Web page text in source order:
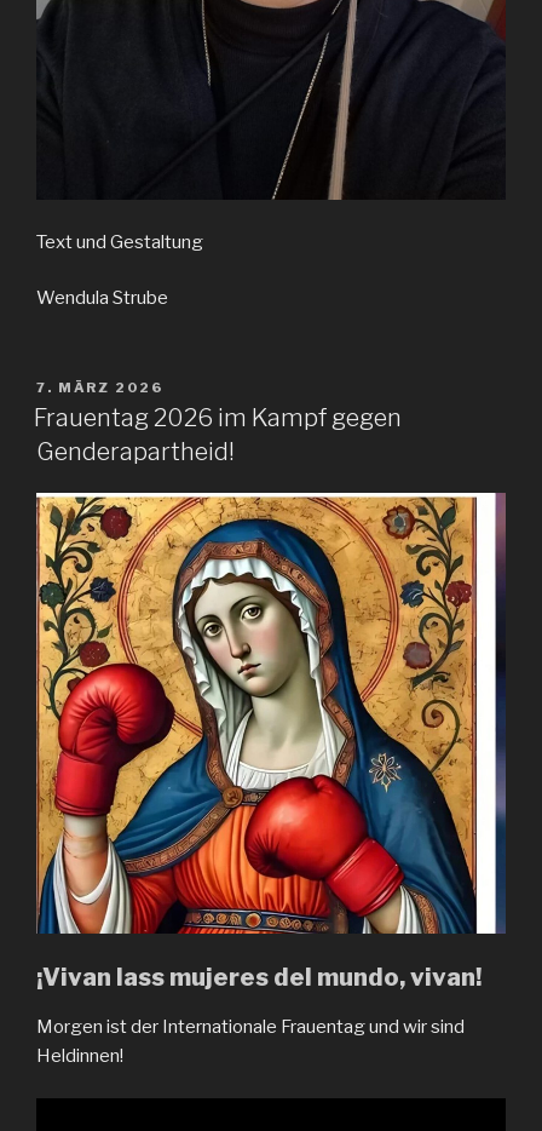
Text und Gestaltung
Wendula Strube
VERÖFFENTLICHT
AM
7. MÄRZ 2026
Frauentag 2026 im Kampf gegen
Genderapartheid!
¡Vivan lass mujeres del mundo, vivan!
Morgen ist der Internationale Frauentag und wir sind
Heldinnen!